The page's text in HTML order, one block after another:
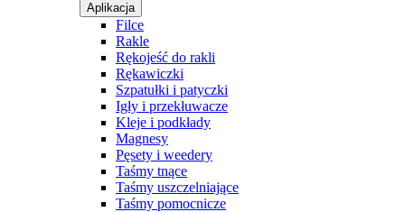
Aplikacja
Filce
Rakle
Rękojeść do rakli
Rękawiczki
Szpatułki i patyczki
Igły i przekłuwacze
Kleje i podkłady
Magnesy
Pęsety i weedery
Taśmy tnące
Taśmy uszczelniające
Taśmy pomocnicze